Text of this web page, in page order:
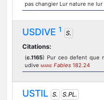
pas changier Lur nature ne lur
USDIVE 1
S.
Citations:
(c.1165) Pur ceo defent que
udive MARIE Fables 182.24
USTIL S.
S.PL.